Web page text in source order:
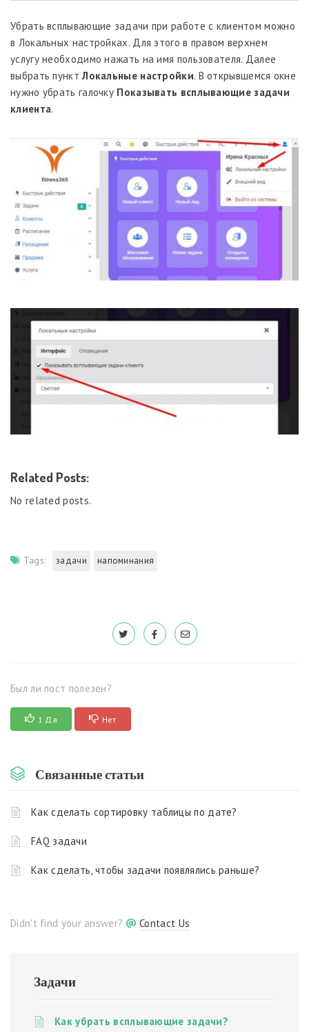
Убрать всплывающие задачи при работе с клиентом можно
в Локальных настройках. Для этого в правом верхнем
услугу необходимо нажать на имя пользователя. Далее
выбрать пунктЛокальные настройки. В открывшемся окне
нужно убрать галочку Показывать всплывающие задачи
клиента.
Related Posts:
No related posts.
Tags: задачи напоминания
Был ли пост полезен?
1 Да Нет
Связанные статьи
Как сделать сортировку таблицы по дате?
FAQ задачи
Как сделать, чтобы задачи появлялись раньше?
Didn't find your answer? Contact Us
Задачи
Как убрать всплывающие задачи?